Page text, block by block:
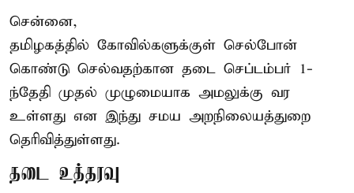
சென்னை,
தமிழகத்தில் கோவில்களுக்குள் செல்போன்
கொண்டு செல்வதற்கான தடை செப்டம்பர் 1-
ந்தேதி முதல் முழுமையாக அமலுக்கு வர
உள்ளது என இந்து சமய அறநிலையத்துறை
தெரிவித்துள்ளது.
தடை உத்தரவு